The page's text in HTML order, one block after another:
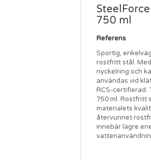
750 ml
Referens
Sportig,
rostfritt stål.
nyckelring och
användas vid
RCS-certifierad.
750 ml. Rostfritt
materialets
återvunnet
innebär lägre